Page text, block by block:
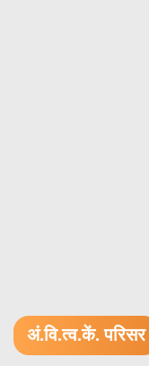
अं.वि.त्व.कें. परिसर